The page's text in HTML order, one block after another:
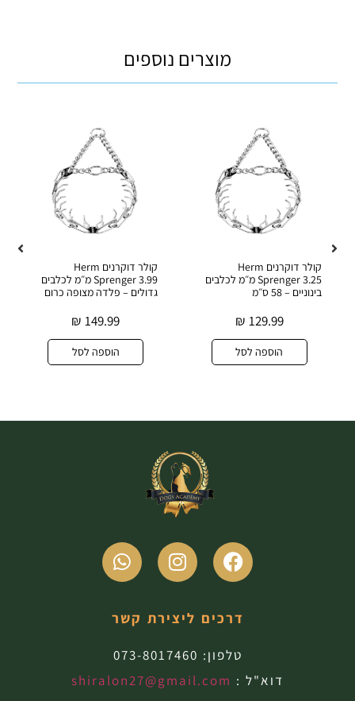
מוצרים נוספים
קולר דוקרנים Herm
Sprenger 3.25 מ״מ לכלבים
בינוניים – 58 ס״מ
129.99
₪
הוספה לסל
קולר דוקרנים Herm
Sprenger 3.99 מ״מ לכלבים
גדולים – פלדה מצופה כרום
149.99
₪
הוספה לסל
דרכים ליצירת קשר
טלפון: 073-8017460
דוא"ל : shiralon27@gmail.com